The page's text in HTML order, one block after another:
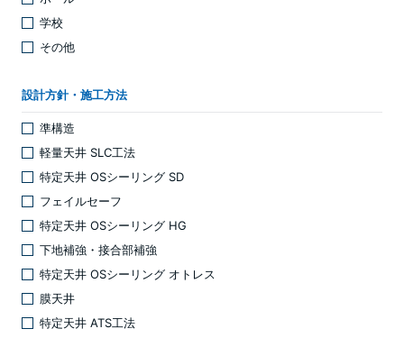
学校
その他
設計方針・施工方法
準構造
軽量天井 SLC工法
特定天井 OSシーリング SD
フェイルセーフ
特定天井 OSシーリング HG
下地補強・接合部補強
特定天井 OSシーリング オトレス
膜天井
特定天井 ATS工法